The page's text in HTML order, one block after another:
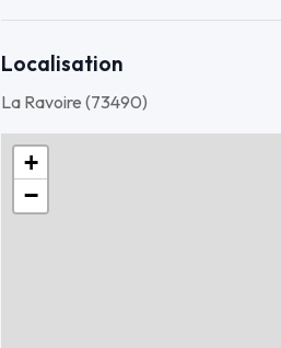
-Remplacement des deux pneus
-Révision des 30 000 kms
garantie 12 mois
Localisation
La Ravoire (73490)
+
−